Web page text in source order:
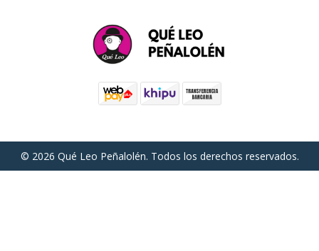
© 2026 Qué Leo Peñalolén. Todos los derechos reservados.